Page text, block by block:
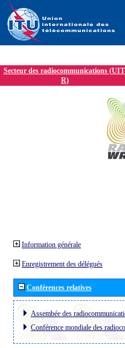
Secteur des radiocommunications
R)
Information générale
Enregistrement des délégués
Conférences relatives
Assembée des
Conférence mondiale des